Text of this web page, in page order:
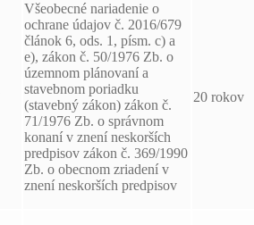
Všeobecné nariadenie o
ochrane údajov č. 2016/679
článok 6, ods. 1, písm. c) a
e), zákon č. 50/1976 Zb. o
územnom plánovaní a
stavebnom poriadku
(stavebný zákon) zákon č.
71/1976 Zb. o správnom
konaní v znení neskorších
predpisov zákon č. 369/1990
Zb. o obecnom zriadení v
znení neskorších predpisov
20 rokov